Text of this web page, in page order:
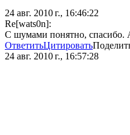
24 авг. 2010 г., 16:46:22
Re[wats0n]:
С шумами понятно, спасибо.
ОтветитьЦитировать
24 авг. 2010 г., 16:57:28